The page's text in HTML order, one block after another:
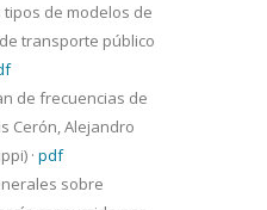
de modelos de
transporte público
de frecuencias de
Cerón, Alejandro
· pdf
sobre